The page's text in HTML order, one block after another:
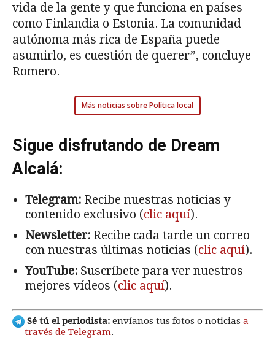
vida de la gente y que funciona en países
como Finlandia o Estonia. La comunidad
autónoma más rica de España puede
asumirlo, es cuestión de querer”, concluye
Romero.
Más noticias sobre Política local
Sigue disfrutando de Dream
Alcalá:
Telegram: Recibe nuestras noticias y
contenido exclusivo (clic aquí).
Newsletter: Recibe cada tarde un correo
con nuestras últimas noticias (clic aquí).
YouTube: Suscríbete para ver nuestros
mejores vídeos (clic aquí).
Sé tú el periodista: envíanos tus fotos o noticias a
través de Telegram.